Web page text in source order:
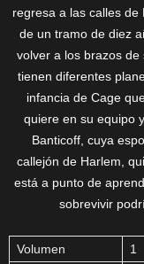
regresa a las calles
de un tramo de diez
volver a los brazos
tienen diferentes
infancia de Cage
quiere en su equipo
Banticoff, cuya
callejón de Harlem,
está a punto de
sobrevivir
Volumen
1